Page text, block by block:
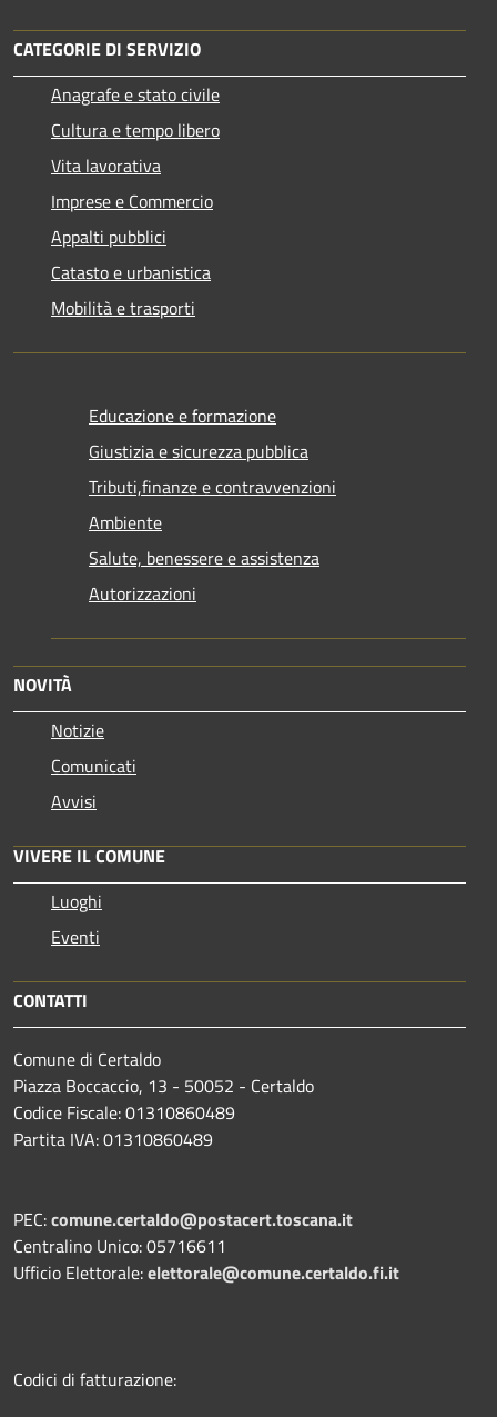
CATEGORIE DI SERVIZIO
Anagrafe e stato civile
Cultura e tempo libero
Vita lavorativa
Imprese e Commercio
Appalti pubblici
Catasto e urbanistica
Mobilità e trasporti
Educazione e formazione
Giustizia e sicurezza pubblica
Tributi,finanze e contravvenzioni
Ambiente
Salute, benessere e assistenza
Autorizzazioni
NOVITÀ
Notizie
Comunicati
Avvisi
VIVERE IL COMUNE
Luoghi
Eventi
CONTATTI
Comune di Certaldo
Piazza Boccaccio, 13 - 50052 - Certaldo
Codice Fiscale: 01310860489
Partita IVA: 01310860489
PEC:comune.certaldo@postacert.toscana.it
Centralino Unico: 05716611
Ufficio Elettorale:elettorale@comune.certaldo.fi.it
Codici di fatturazione: